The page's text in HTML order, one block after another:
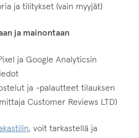
ja tilitykset (vain myyjät)
ja mainontaan
ja Google Analyticsin
ja -palautteet tilauksen
Customer Reviews LTD)
, voit tarkastellä ja